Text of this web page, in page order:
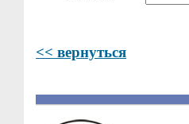
<< вернуться